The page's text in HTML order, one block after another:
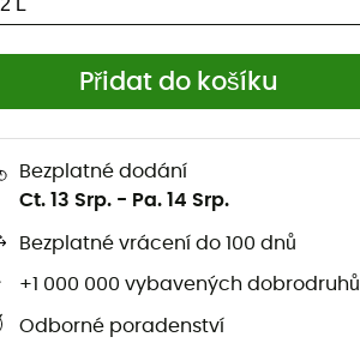
Přidat do košíku
Bezplatné dodání
Ct. 13 Srp. - Pa. 14 Srp.
Bezplatné vrácení do 100 dnů
+1 000 000 vybavených dobrodruhů
Odborné poradenství